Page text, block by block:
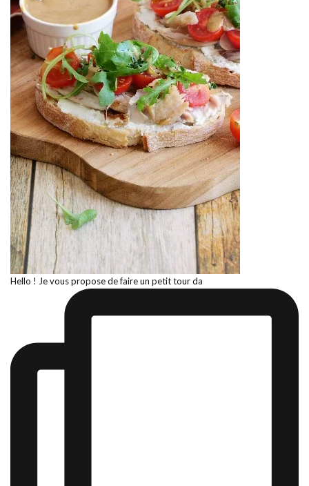
Hello ! Je vous propose de faire un petit tour da